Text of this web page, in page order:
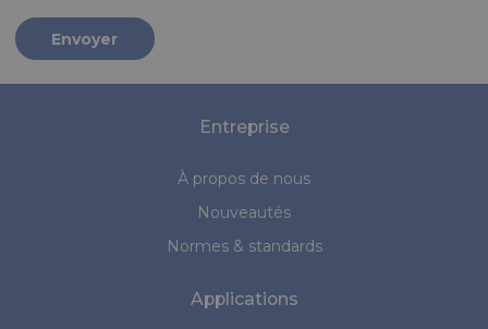
Envoyer
Entreprise
À propos de nous
Nouveautés
Normes & standards
Applications